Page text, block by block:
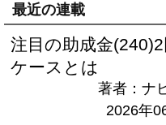
最近の連載
注目の助成金
ケースとは
著者：ナ
2026年